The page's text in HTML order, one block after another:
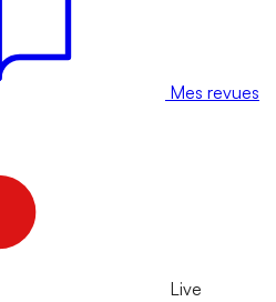
Mes revues
Live